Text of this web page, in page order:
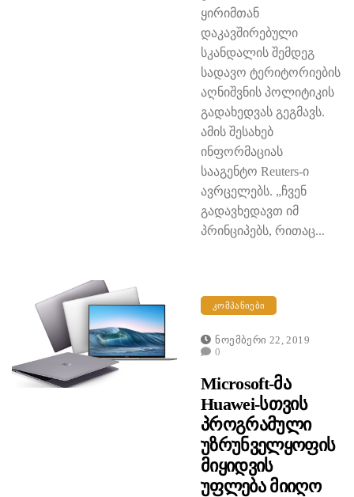
ყირიმთან
დაკავშირებული
სკანდალის შემდეგ
სადავო ტერიტორიების
აღნიშვნის პოლიტიკის
გადახედვას გეგმავს.
ამის შესახებ
ინფორმაციას
სააგენტო Reuters-ი
ავრცელებს. „ჩვენ
გადავხედავთ იმ
პრინციპებს, რითაც...
ᲙᲝᲛᲞᲐᲜᲘᲔᲑᲘ
Ნოემბერი 22, 2019
0
Microsoft-Მა
Huawei-Სთვის
Პროგრამული
Უზრუნველყოფის
Მიყიდვის
Უფლება Მიიღო